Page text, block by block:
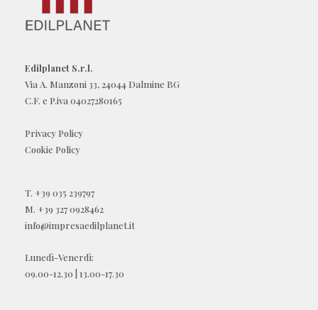
Edilplanet S.r.l.
Via A. Manzoni 33, 24044 Dalmine BG
C.F. e P.iva 04027280165
Privacy Policy
Cookie Policy
T. +39 035 239797
M. +39 327 0928462
info@impresaedilplanet.it
Lunedì-Venerdì:
09.00-12.30 | 13.00-17.30